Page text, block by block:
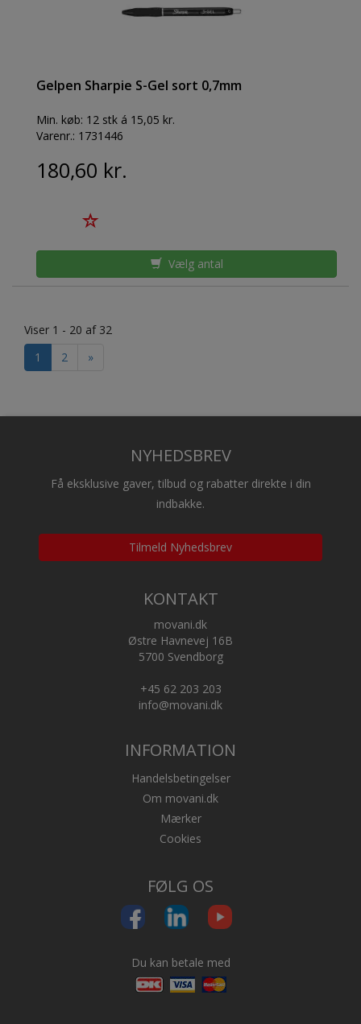
Gelpen Sharpie S-Gel sort 0,7mm
Min. køb: 12 stk á 15,05 kr.
Varenr.: 1731446
180,60 kr.
Vælg antal
Viser 1 - 20 af 32
1
2 »
NYHEDSBREV
Få eksklusive gaver, tilbud og rabatter direkte i din
indbakke.
Tilmeld Nyhedsbrev
KONTAKT
movani.dk
Østre Havnevej 16B
5700 Svendborg
+45 62 203 203
info@movani.dk
INFORMATION
Handelsbetingelser
Om movani.dk
Mærker
Cookies
FØLG OS
Du kan betale med